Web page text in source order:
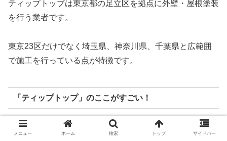
ティップトップは東京都の足立区を拠点に外壁・屋根塗装
を行う業者です。
東京23区だけでなく埼玉県、神奈川県、千葉県と広範囲
で施工を行っている点が特徴です。
「ティップトップ」のここがすごい！
✨ すべて自社施工なので高品質！
メニュー ホーム 検索 トップ サイドバー